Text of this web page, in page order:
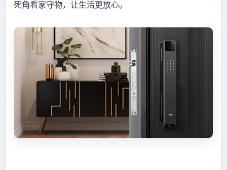
死角看家守物，让生活更放心。